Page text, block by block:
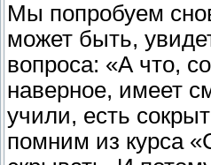
Мы попробуем
может быть,
вопроса: «А что,
наверное, имеет
учили, есть
помним из курса